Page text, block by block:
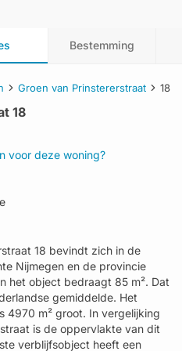
Bestemming
Groen van Prinstererstraat 18
18
voor deze woning?
18 bevindt zich in de
Nijmegen en de provincie
het object bedraagt 85 m². Dat
gemiddelde. Het
4970 m² groot. In vergelijking
is de oppervlakte van dit
verblijfsobject heeft een